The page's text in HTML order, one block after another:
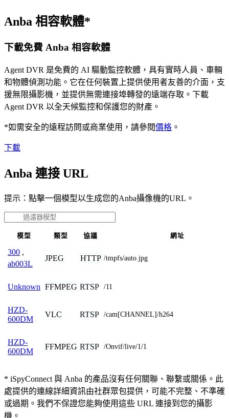
Anba 相容軟體*
下載免費 Anba 相容軟體
Agent DVR 是免費的 AI 驅動監控軟體，具有實時人員、車輛
和物體偵測功能。它在任何裝置上提供使用者友善的介面，支
援無限攝影機，並提供無需連接埠轉發的遠端存取。下載
Agent DVR 以全天候監控和保護您的財產。
*如需安全的遠程訪問或商業使用，請參閱價格 。
下載
Anba 連接 URL
提示：點擊一個模型以生成您的Anba攝像機的URL。
模型 類型 協議 網址
300 ,
ab003L
JPEG HTTP /tmpfs/auto.jpg
Unknown FFMPEG RTSP /11
HZD-
600DM
VLC RTSP /cam[CHANNEL]/h264
HZD-
600DM
FFMPEG RTSP /Onvif/live/1/1
* iSpyConnect 與 Anba 的產品沒有任何關聯、聯繫或關係。此
處提供的連線詳細資訊由社群眾包提供，可能不完整、不準確
或過期。我們不保證您能夠使用這些 URL 連接到您的攝影
機。